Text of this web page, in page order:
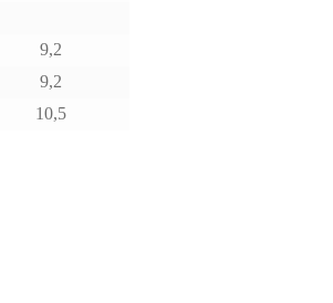
9,2
9,2
10,5